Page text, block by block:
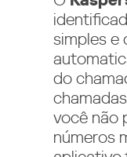
simples e
do
você não
números